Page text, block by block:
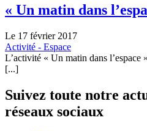
« Un matin dans
Le 17 février 2017
Activité - Espace
L’activité « Un matin dans
[...]
Suivez toute notre
réseaux sociaux